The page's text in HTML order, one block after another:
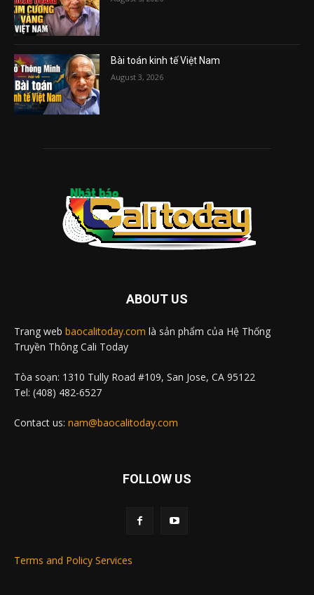
Bài toán kinh tế Việt Nam
August 3, 2026
ABOUT US
Trang web baocalitoday.com là sản phẩm của Hệ Thống
Truyền Thông Cali Today
Tòa soạn: 1310 Tully Road #109, San Jose, CA 95122
Tel: (408) 482-6527
Contact us: nam@baocalitoday.com
FOLLOW US
Terms and Policy Services